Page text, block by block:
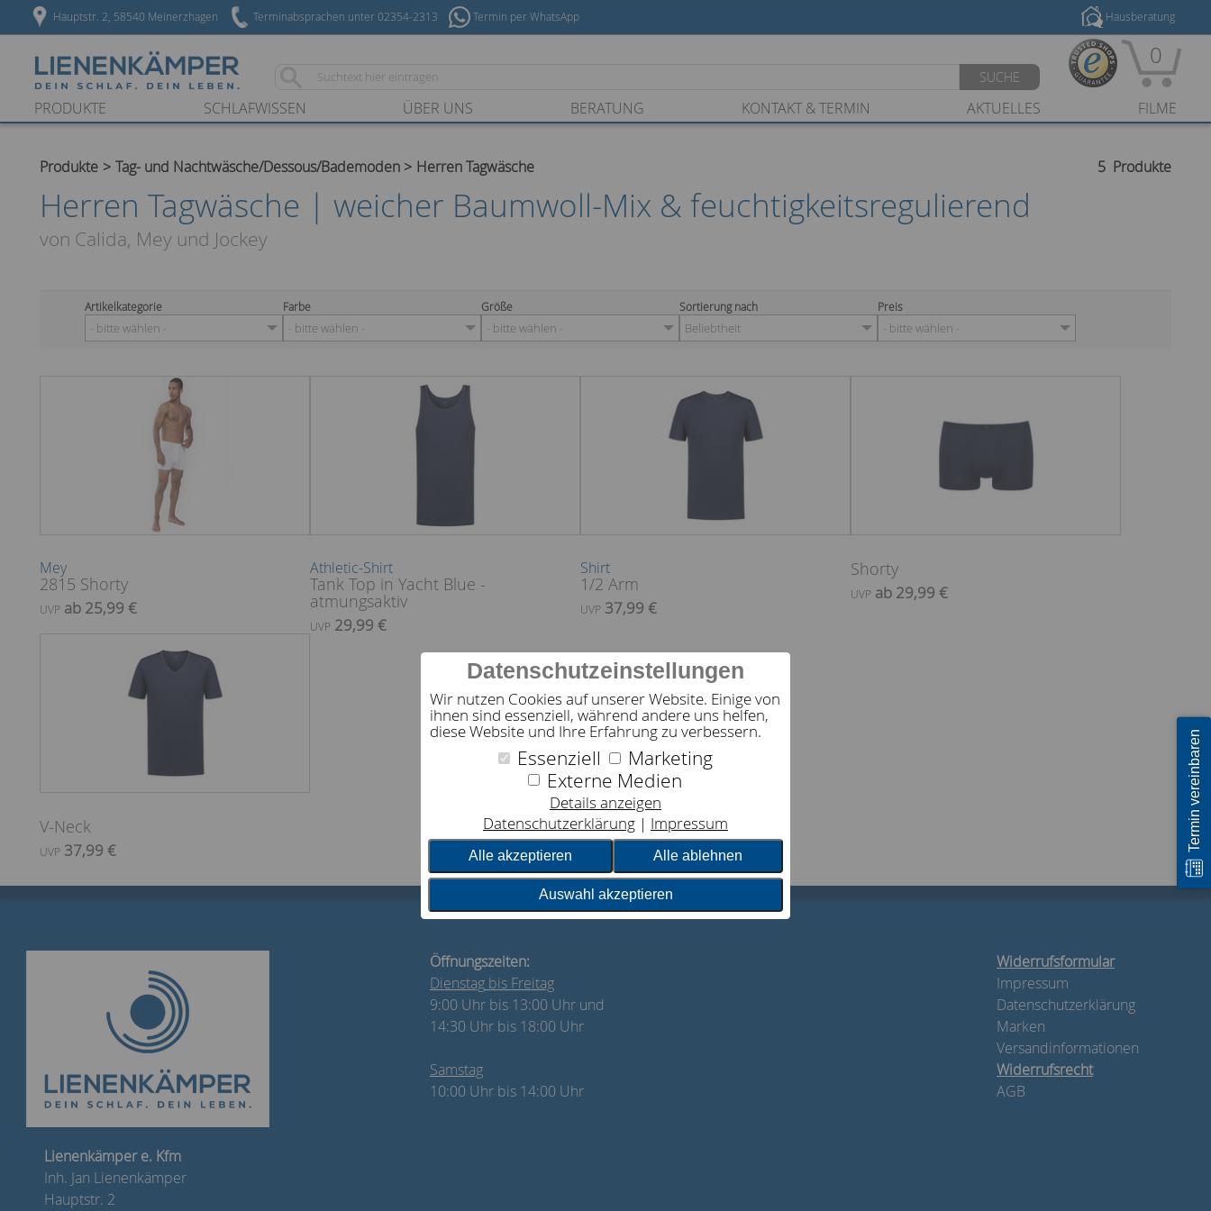
Datenschutzeinstellungen
Wir nutzen Cookies auf unserer Website. Einige von
ihnen sind essenziell, während andere uns helfen,
diese Website und Ihre Erfahrung zu verbessern.
Essenziell
Marketing
Externe Medien
Details anzeigen
Datenschutzerklärung
Impressum
Alle akzeptieren Alle ablehnen
Auswahl akzeptieren
Hauptstr. 2, 58540 Meinerzhagen Terminabsprachen unter 02354-2313 Termin per WhatsApp Hausberatung
SUCHE
0
PRODUKTE SCHLAFWISSEN ÜBER UNS BERATUNG KONTAKT & TERMIN AKTUELLES FILME
Produkte Tag- und Nachtwäsche/Dessous/Bademoden Herren Tagwäsche 5 Produkte
Herren Tagwäsche | weicher Baumwoll-Mix & feuchtigkeitsregulierend
von Calida, Mey und Jockey
Artikelkategorie
- bitte wählen -
Farbe
- bitte wählen -
Größe
- bitte wählen -
Sortierung nach
Beliebtheit
Preis
- bitte wählen -
Mey
2815 Shorty
UVP ab 25,99 €
Athletic-Shirt
Tank Top in Yacht Blue -
atmungsaktiv
UVP 29,99 €
Shirt
1/2 Arm
UVP 37,99 €
Shorty
UVP ab 29,99 €
V-Neck
UVP 37,99 €
Lienenkämper e. Kfm
Inh. Jan Lienenkämper
Hauptstr. 2
Öffnungszeiten:
Dienstag bis Freitag
9:00 Uhr bis 13:00 Uhr und
14:30 Uhr bis 18:00 Uhr
Samstag
10:00 Uhr bis 14:00 Uhr
Widerrufsformular
Impressum
Datenschutzerklärung
Marken
Versandinformationen
Widerrufsrecht
AGB
Termin vereinbaren